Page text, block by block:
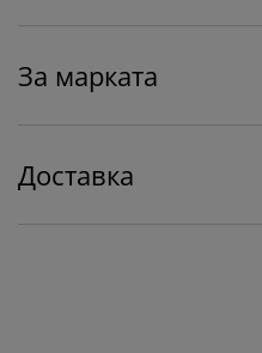
За марката
Доставка